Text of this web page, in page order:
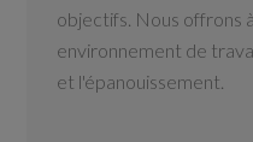
objectifs. Nous offrons
environnement de
et l'épanouissement.